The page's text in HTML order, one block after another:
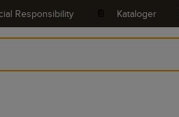
Responsibility Kataloger